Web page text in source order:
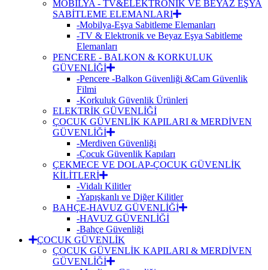
MOBİLYA - TV&ELEKTRONİK VE BEYAZ EŞYA
SABİTLEME ELEMANLARI
-Mobilya-Eşya Sabitleme Elemanları
-TV & Elektronik ve Beyaz Eşya Sabitleme
Elemanları
PENCERE - BALKON & KORKULUK
GÜVENLİĞİ
-Pencere -Balkon Güvenliği &Cam Güvenlik
Filmi
-Korkuluk Güvenlik Ürünleri
ELEKTRİK GÜVENLİĞİ
ÇOCUK GÜVENLİK KAPILARI & MERDİVEN
GÜVENLİĞİ
-Merdiven Güvenliği
-Çocuk Güvenlik Kapıları
ÇEKMECE VE DOLAP-ÇOCUK GÜVENLİK
KİLİTLERİ
-Vidalı Kilitler
-Yapışkanlı ve Diğer Kilitler
BAHÇE-HAVUZ GÜVENLİĞİ
-HAVUZ GÜVENLİĞİ
-Bahçe Güvenliği
ÇOCUK GÜVENLİK
ÇOCUK GÜVENLİK KAPILARI & MERDİVEN
GÜVENLİĞİ